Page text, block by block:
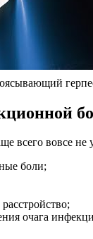
герпес
всего вовсе не
боли;
очага